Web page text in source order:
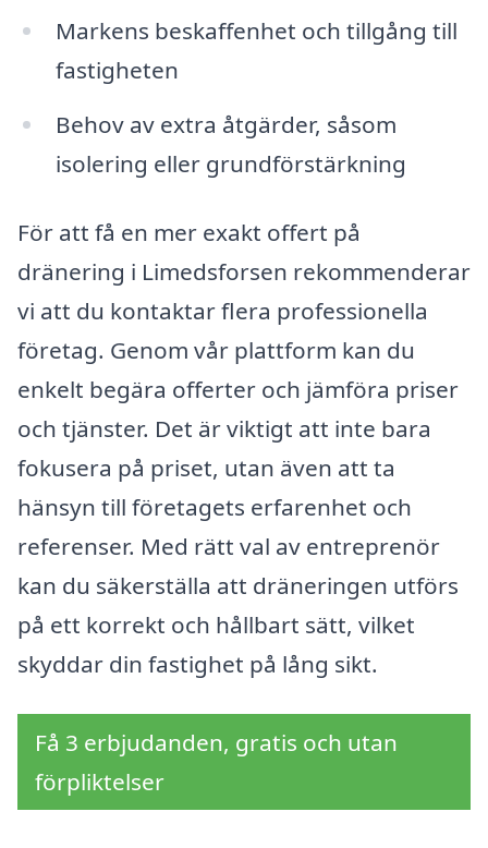
Markens beskaffenhet och tillgång till
fastigheten
Behov av extra åtgärder, såsom
isolering eller grundförstärkning
För att få en mer exakt offert på
dränering i Limedsforsen rekommenderar
vi att du kontaktar flera professionella
företag. Genom vår plattform kan du
enkelt begära offerter och jämföra priser
och tjänster. Det är viktigt att inte bara
fokusera på priset, utan även att ta
hänsyn till företagets erfarenhet och
referenser. Med rätt val av entreprenör
kan du säkerställa att dräneringen utförs
på ett korrekt och hållbart sätt, vilket
skyddar din fastighet på lång sikt.
Få 3 erbjudanden, gratis och utan
förpliktelser